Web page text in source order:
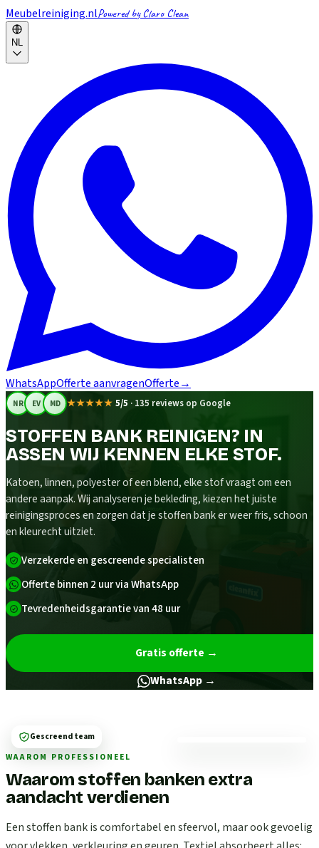
Meubelreiniging.nlPowered by Claro Clean
NL
WhatsAppOfferte aanvragenOfferte→
NR EV MD ★★★★★ 5/5 · 135 reviews op Google
STOFFEN BANK REINIGEN? IN
ASSEN WIJ KENNEN ELKE STOF.
Katoen, linnen, polyester of een blend, elke stof vraagt om een
andere aanpak. Wij analyseren je bekleding, kiezen het juiste
reinigingsproces en zorgen dat je stoffen bank er weer fris, schoon
en kleurecht uitziet.
Verzekerde en gescreende specialisten
Offerte binnen 2 uur via WhatsApp
Tevredenheidsgarantie van 48 uur
Gratis offerte →
WhatsApp →
WAAROM PROFESSIONEEL
Waarom stoffen banken extra
aandacht verdienen
Een stoffen bank is comfortabel en sfeervol, maar ook gevoelig
Gescreend team